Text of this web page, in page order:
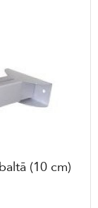
(10 cm)